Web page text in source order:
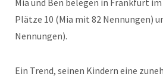
Mia und Ben belegen in Frankfurt
Plätze 10 (Mia mit 82 Nennungen)
Nennungen).
Ein Trend, seinen Kindern eine